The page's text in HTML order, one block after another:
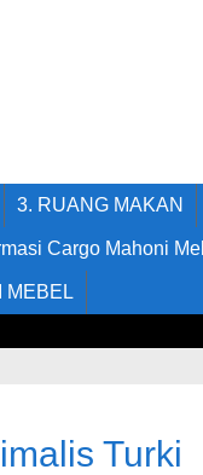
3. RUANG MAKAN
Cargo Mahoni
MEBEL
Turki